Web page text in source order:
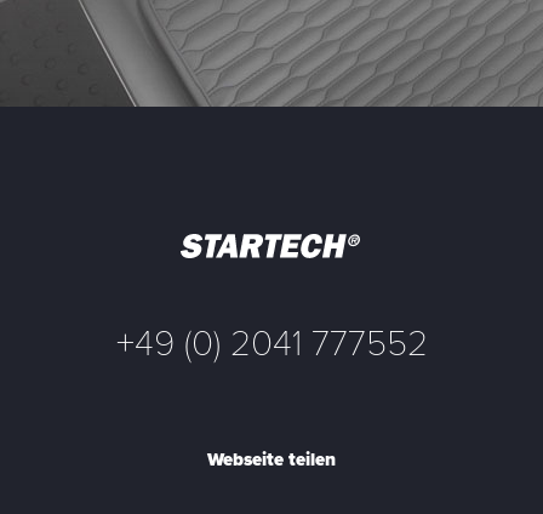
+49 (0) 2041 777552
Webseite teilen